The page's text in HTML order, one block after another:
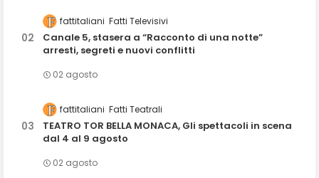
fattitaliani Fatti Televisivi
Canale 5, stasera a “Racconto di una notte”
arresti, segreti e nuovi conflitti
02 agosto
fattitaliani Fatti Teatrali
TEATRO TOR BELLA MONACA, Gli spettacoli in scena
dal 4 al 9 agosto
02 agosto